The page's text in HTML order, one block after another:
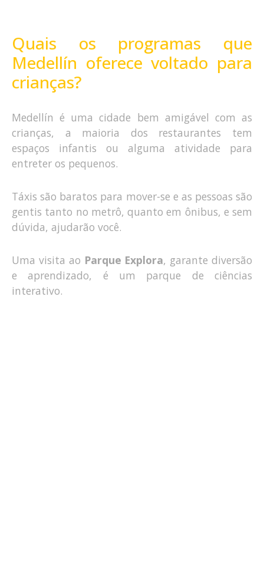
Quais os programas que
Medellín oferece voltado para
crianças?
Medellín é uma cidade bem amigável com as
crianças, a maioria dos restaurantes tem
espaços infantis ou alguma atividade para
entreter os pequenos.
Táxis são baratos para mover-se e as pessoas são
gentis tanto no metrô, quanto em ônibus, e sem
dúvida, ajudarão você.
Uma visita ao Parque Explora, garante diversão
e aprendizado, é um parque de ciências
interativo.